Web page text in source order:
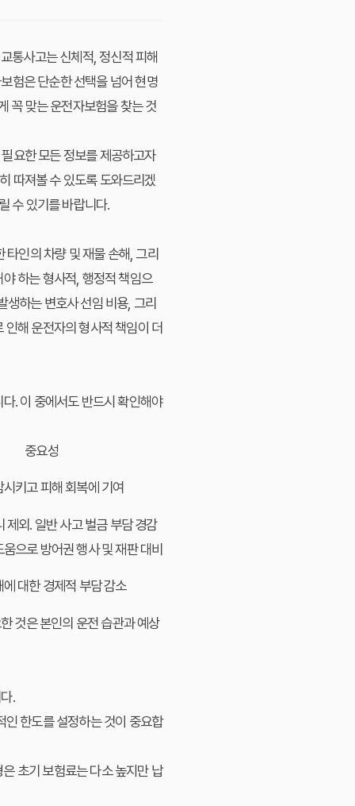
통사고는 신체적, 정신적 피해
험은 단순한 선택을 넘어 현명
꼭 맞는 운전자보험을 찾는 것
요한 모든 정보를 제공하고자
따져볼 수 있도록 도와드리겠
수 있기를 바랍니다.
인의 차량 및 재물 손해, 그리
하는 형사적, 행정적 책임으
하는 변호사 선임 비용, 그리
해 운전자의 형사적 책임이 더
. 이 중에서도 반드시 확인해야
중요성
키고 피해 회복에 기여
제외. 일반 사고 벌금 부담 경감
으로 방어권 행사 및 재판 대비
대한 경제적 부담 감소
것은 본인의 운전 습관과 예상
.
한도를 설정하는 것이 중요합
초기 보험료는 다소 높지만 납